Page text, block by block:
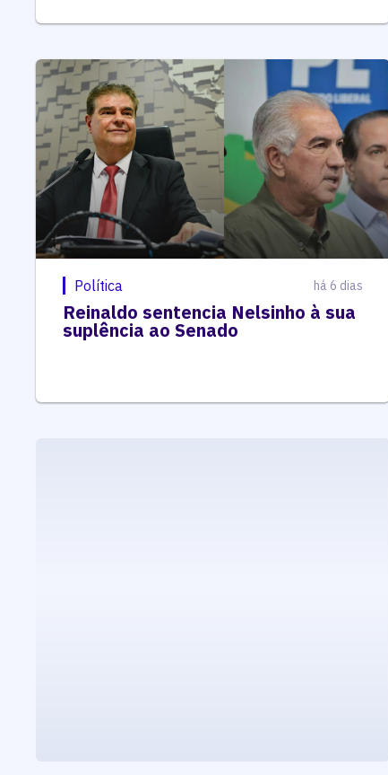
Política há 6 dias
Reinaldo sentencia Nelsinho à sua
suplência ao Senado